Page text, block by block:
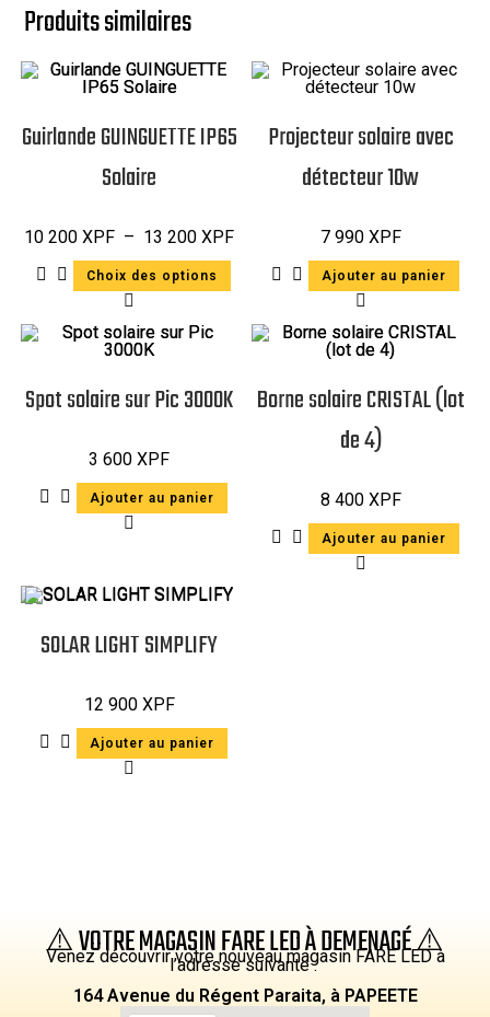
Produits similaires
Guirlande GUINGUETTE IP65
Solaire
10 200XPF – 13 200XPF
Choix des options
Projecteur solaire avec
détecteur 10w
7 990 XPF
Ajouter au panier
Spot solaire sur Pic 3000K
3 600XPF
Ajouter au panier
Borne solaire CRISTAL (lot
de 4)
8 400 XPF
Ajouter au panier
SOLAR LIGHT SIMPLIFY
12 900 XPF
Ajouter au panier
⚠️ VOTRE MAGASIN FARE LED À DEMENAGÉ ⚠️
Venez découvrir votre nouveau magasin FARE LED à
l’adresse suivante :
164 Avenue du Régent Paraita, à PAPEETE